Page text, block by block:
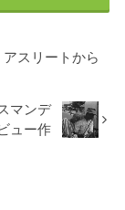
アスリートから
マンデ
ビュー作